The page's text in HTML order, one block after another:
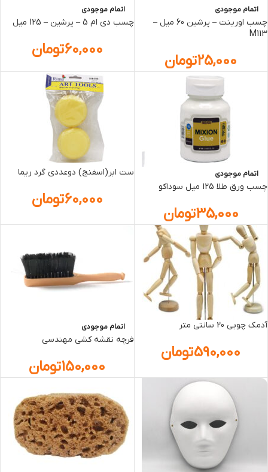
اتمام موجودی
چسب اورينت – پرشين 60 ميل –
M113
25,000تومان
اتمام موجودی
چسب دي ام 5 – پرشين – 125 ميل
60,000تومان
اتمام موجودی
چسب ورق طلا 125 ميل سوداکو
35,000تومان
ست ابر(اسفنج) دوعددی گرد ریما
60,000تومان
آدمک چوبي 20 سانتی متر
590,000تومان
اتمام موجودی
فرچه نقشه کشي مهندسي
150,000تومان